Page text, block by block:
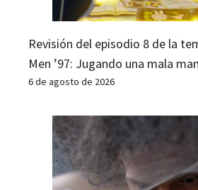
Revisión del episodio 8 de la
Men ’97: Jugando una mala
6 de agosto de 2026